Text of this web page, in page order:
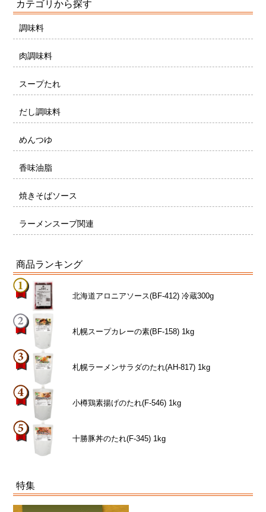
カテゴリから探す
調味料
肉調味料
スープたれ
だし調味料
めんつゆ
香味油脂
焼きそばソース
ラーメンスープ関連
商品ランキング
北海道アロニアソース(BF-412) 冷蔵300g
札幌スープカレーの素(BF-158) 1kg
札幌ラーメンサラダのたれ(AH-817) 1kg
小樽鶏素揚げのたれ(F-546) 1kg
十勝豚丼のたれ(F-345) 1kg
特集